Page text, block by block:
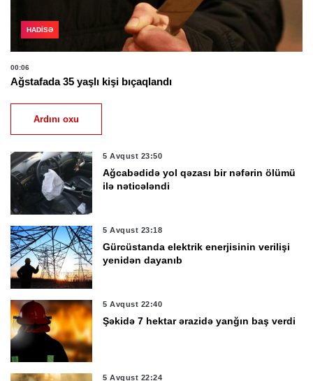
HADISƏ
00:06
Ağstafada 35 yaşlı kişi bıçaqlandı
Ardını oxu
5 Avqust 23:50
Ağcabədidə yol qəzası bir nəfərin ölümü
ilə nəticələndi
5 Avqust 23:18
Gürcüstanda elektrik enerjisinin verilişi
yenidən dayanıb
5 Avqust 22:40
Şəkidə 7 hektar ərazidə yanğın baş verdi
5 Avqust 22:24